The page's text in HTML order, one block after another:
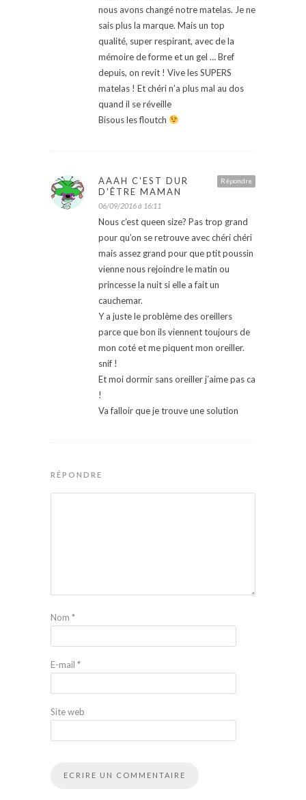
nous avons changé notre matelas. Je ne
sais plus la marque. Mais un top
qualité, super respirant, avec de la
mémoire de forme et un gel … Bref
depuis, on revit ! Vive les SUPERS
matelas ! Et chéri n’a plus mal au dos
quand il se réveille
Bisous les floutch
Répondre
AAAH C'EST DUR
D'ÊTRE MAMAN
06/09/2016 à 16:11
Nous c’est queen size? Pas trop grand
pour qu’on se retrouve avec chéri chéri
mais assez grand pour que ptit poussin
vienne nous rejoindre le matin ou
princesse la nuit si elle a fait un
cauchemar.
Y a juste le problème des oreillers
parce que bon ils viennent toujours de
mon coté et me piquent mon oreiller.
snif !
Et moi dormir sans oreiller j’aime pas ca
!
Va falloir que je trouve une solution
RÉPONDRE
Nom *
E-mail *
Site web